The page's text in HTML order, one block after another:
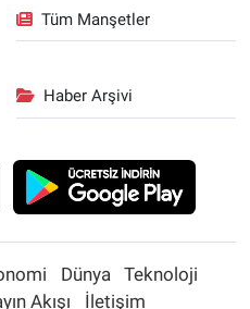
Tüm Manşetler
Haber Arşivi
Dünya
Teknoloji
Akışı İletişim